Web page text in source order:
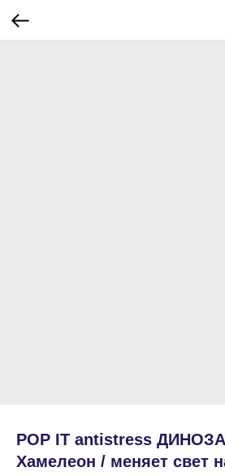
POP IT antistress
Хамелеон / меняет свет